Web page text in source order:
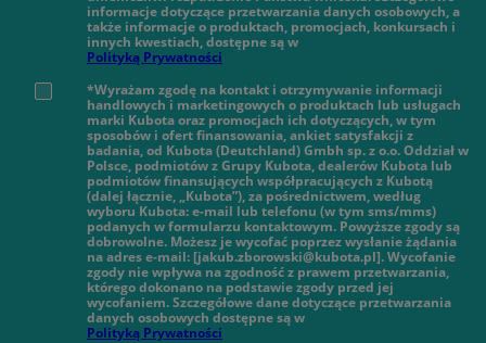
informacje dotyczące przetwarzania danych osobowych, a
także informacje o produktach, promocjach, konkursach i
innych kwestiach, dostępne są w
Polityką Prywatności
*Wyrażam zgodę na kontakt i otrzymywanie informacji
handlowych i marketingowych o produktach lub usługach
marki Kubota oraz promocjach ich dotyczących, w tym
sposobów i ofert finansowania, ankiet satysfakcji z
badania, od Kubota (Deutchland) Gmbh sp. z o.o. Oddział w
Polsce, podmiotów z Grupy Kubota, dealerów Kubota lub
podmiotów finansujących współpracujących z Kubotą
(dalej łącznie, „Kubota”), za pośrednictwem, według
wyboru Kubota: e-mail lub telefonu (w tym sms/mms)
podanych w formularzu kontaktowym. Powyższe zgody są
dobrowolne. Możesz je wycofać poprzez wysłanie żądania
na adres e-mail: [jakub.zborowski@kubota.pl]. Wycofanie
zgody nie wpływa na zgodność z prawem przetwarzania,
którego dokonano na podstawie zgody przed jej
wycofaniem. Szczegółowe dane dotyczące przetwarzania
danych osobowych dostępne są w
Polityką Prywatności